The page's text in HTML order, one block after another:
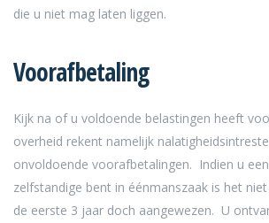
die u niet mag laten liggen.
Voorafbetaling
Kijk na of u voldoende belastingen heeft
overheid rekent namelijk
onvoldoende voorafbetalingen. Indien u
zelfstandige bent in éénmanszaak is het
de eerste 3 jaar doch aangewezen. U